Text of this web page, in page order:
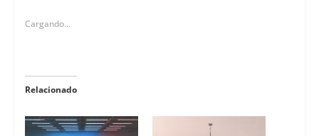
Cargando...
Relacionado